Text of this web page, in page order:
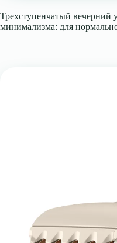
Трехступенчатый вечерний
минимализма: для